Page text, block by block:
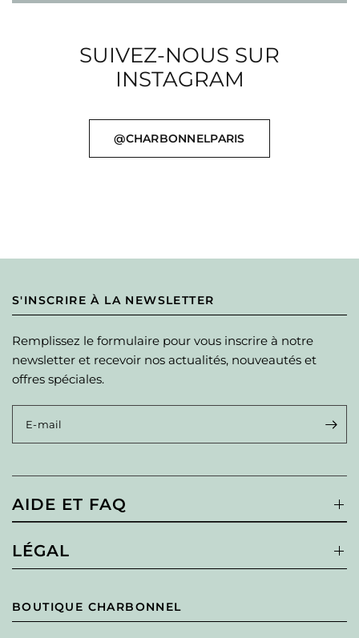
SUIVEZ-NOUS SUR
INSTAGRAM
@CHARBONNELPARIS
S'INSCRIRE À LA NEWSLETTER
Remplissez le formulaire pour vous inscrire à notre
newsletter et recevoir nos actualités, nouveautés et
offres spéciales.
E-mail
AIDE ET FAQ
LÉGAL
BOUTIQUE CHARBONNEL